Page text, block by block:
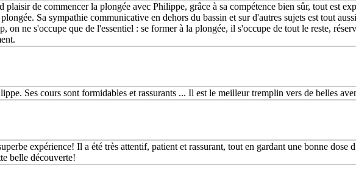
de commencer la plongée avec Philippe, grâce à sa compétence bien sûr, tout est
Sa sympathie communicative en dehors du bassin et sur d'autres sujets est tout
on ne s'occupe que de l'essentiel : se former à la plongée, il s'occupe de tout le reste,
Ses cours sont formidables et rassurants ... Il est le meilleur tremplin vers de belles
expérience! Il a été très attentif, patient et rassurant, tout en gardant une bonne dose
belle découverte!